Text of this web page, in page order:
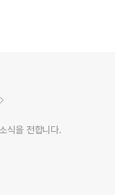
식을 전합니다.